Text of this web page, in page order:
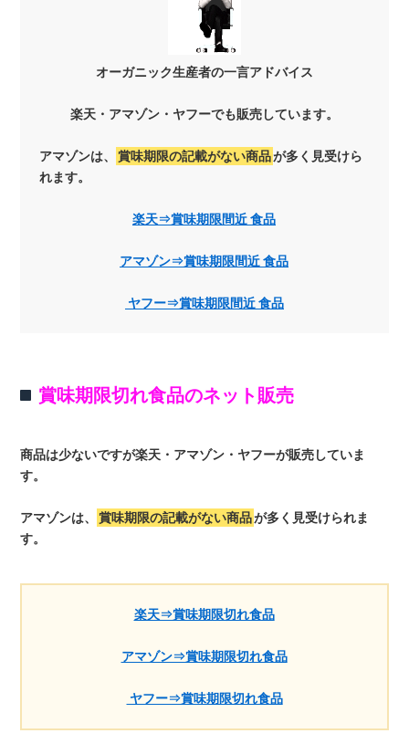
オーガニック生産者の一言アドバイス
楽天・アマゾン・ヤフーでも販売しています。
アマゾンは、 賞味期限の記載がない商品が多く見受けら
れます。
楽天⇒賞味期限間近 食品
アマゾン⇒賞味期限間近 食品
ヤフー⇒賞味期限間近 食品
賞味期限切れ食品のネット販売
商品は少ないですが楽天・アマゾン・ヤフーが販売していま
す。
アマゾンは、 賞味期限の記載がない商品が多く見受けられま
す。
楽天⇒賞味期限切れ食品
アマゾン⇒賞味期限切れ食品
ヤフー⇒賞味期限切れ食品